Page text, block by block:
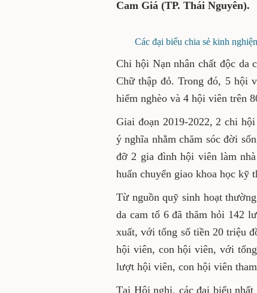
viên nạn nhân chất dộc
Các đại biểu chia sẻ kinh
Chi hội Nạn nhân chất
thành viên Hội Chữ thập
khăn, 5 hội viên mắc
Giai đoạn 2019-2022, 2
thiết thực, ý nghĩa nhằm
Cụ thể, đã ủng hộ giúp
lượt hội viên tham gia
trồng trọt, chăn nuôi.
Từ nguồn quỹ sinh hoạt
nhân chất độc da cam tổ
ốm đau, gặp khó khăn